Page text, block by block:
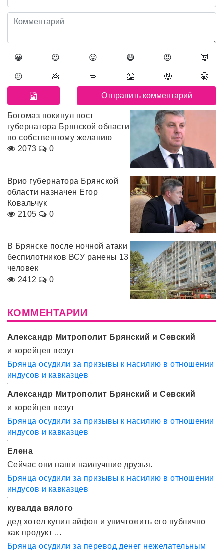
😀 😍 😛 😷 😡 👿
😖 💩 💋 🤮 🤑 🤫
Богомаз покинул пост
губернатора Брянской области
по собственному желанию
2073
0
Врио губернатора Брянской
области назначен Егор
Ковальчук
2105
0
В Брянске после ночной атаки
беспилотников ВСУ ранены 13
человек
2412
0
КОММЕНТАРИИ
Александр Митрополит Брянский и Севский
и корейцев везут
Брянца осудили за призывы к насилию в отношении
индусов и кавказцев
Александр Митрополит Брянский и Севский
и корейцев везут
Брянца осудили за призывы к насилию в отношении
индусов и кавказцев
Елена
Сейчас они наши наилучшие друзья.
Брянца осудили за призывы к насилию в отношении
индусов и кавказцев
кувалда вялого
дед хотел купил айфон и уничтожить его публично
как продукт ...
Брянца осудили за перевод денег нежелательным